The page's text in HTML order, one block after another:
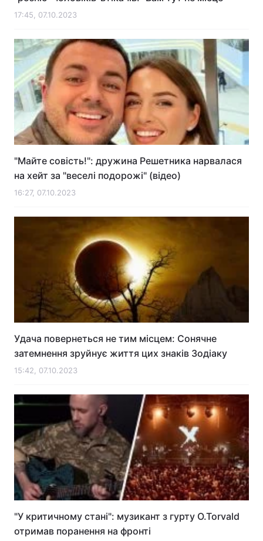
17:45, 07.10.2023
"Майте совість!": дружина Решетника нарвалася
на хейт за "веселі подорожі" (відео)
16:27, 07.10.2023
Удача повернеться не тим місцем: Сонячне
затемнення зруйнує життя цих знаків Зодіаку
15:42, 07.10.2023
"У критичному стані": музикант з гурту O.Torvald
отримав поранення на фронті